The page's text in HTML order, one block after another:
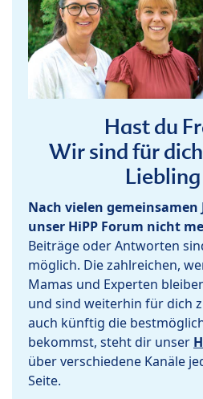
Hast du
Wir sind für
Nach vielen
unser HiPP Forum nicht
Beiträge oder Antworten
möglich. Die zahlreichen,
Mamas und Experten
und sind weiterhin für dich
auch künftig die
bekommst, steht dir unser
über verschiedene Kanäle
Seite.